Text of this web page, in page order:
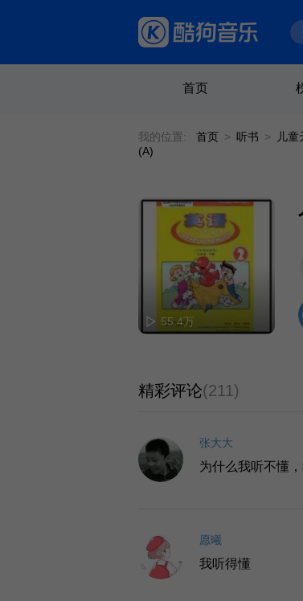
首页
我的位置: 首页 > 听书 > 儿童
(A)
55.4万
精彩评论(211)
张大大
为什么我听不懂
愿曦
我听得懂